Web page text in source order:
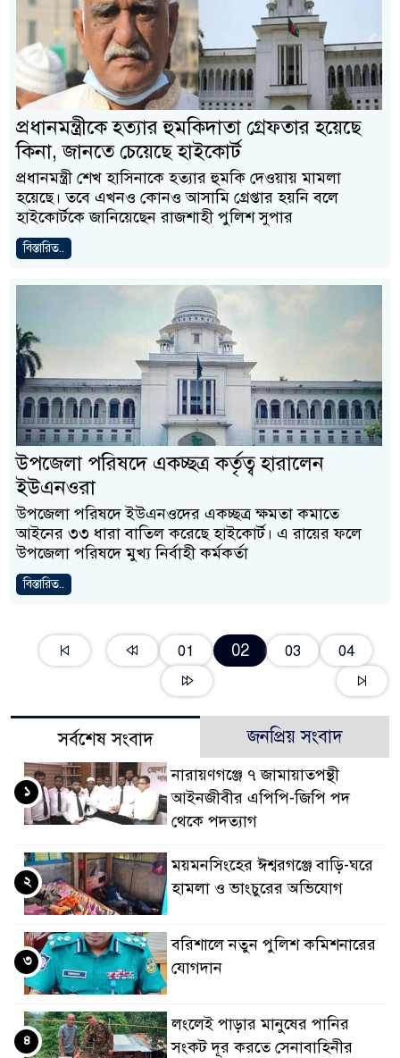
প্রধানমন্ত্রীকে হত্যার হুমকিদাতা গ্রেফতার হয়েছে
কিনা, জানতে চেয়েছে হাইকোর্ট
প্রধানমন্ত্রী শেখ হাসিনাকে হত্যার হুমকি দেওয়ায় মামলা
হয়েছে। তবে এখনও কোনও আসামি গ্রেপ্তার হয়নি বলে
হাইকোর্টকে জানিয়েছেন রাজশাহী পুলিশ সুপার
বিস্তারিত..
উপজেলা পরিষদে একচ্ছত্র কর্তৃত্ব হারালেন
ইউএনওরা
উপজেলা পরিষদে ইউএনওদের একচ্ছত্র ক্ষমতা কমাতে
আইনের ৩৩ ধারা বাতিল করেছে হাইকোর্ট। এ রায়ের ফলে
উপজেলা পরিষদে মুখ্য নির্বাহী কর্মকর্তা
বিস্তারিত..
01 02 03 04
সর্বশেষ সংবাদ জনপ্রিয় সংবাদ
নারায়ণগঞ্জে ৭ জামায়াতপন্থী
আইনজীবীর এপিপি-জিপি পদ
থেকে পদত্যাগ
১
ময়মনসিংহের ঈশ্বরগঞ্জে বাড়ি-ঘরে
হামলা ও ভাংচুরের অভিযোগ
২
বরিশালে নতুন পুলিশ কমিশনারের
যোগদান
৩
লংলেই পাড়ার মানুষের পানির
সংকট দূর করতে সেনাবাহিনীর
৪